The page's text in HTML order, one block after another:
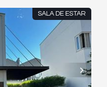
SALA DE ESTAR